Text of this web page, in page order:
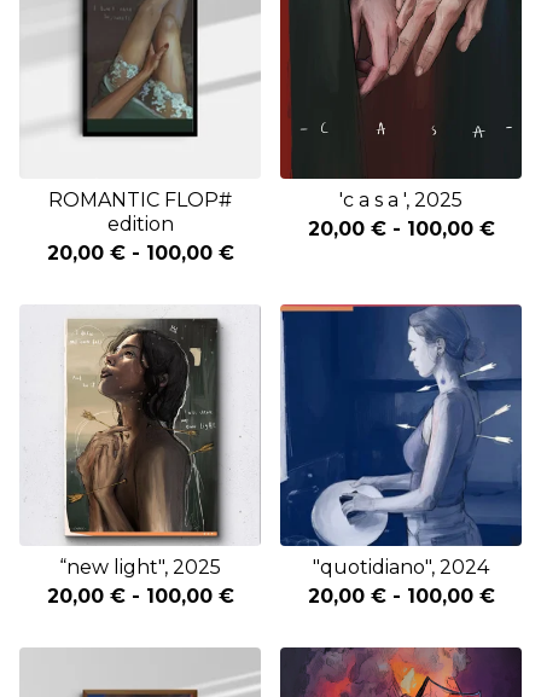
ROMANTIC FLOP#
edition
20,00 €- 100,00 €
'c a s a ', 2025
20,00 €- 100,00 €
“new light", 2025
20,00 €- 100,00 €
"quotidiano", 2024
20,00 €- 100,00 €